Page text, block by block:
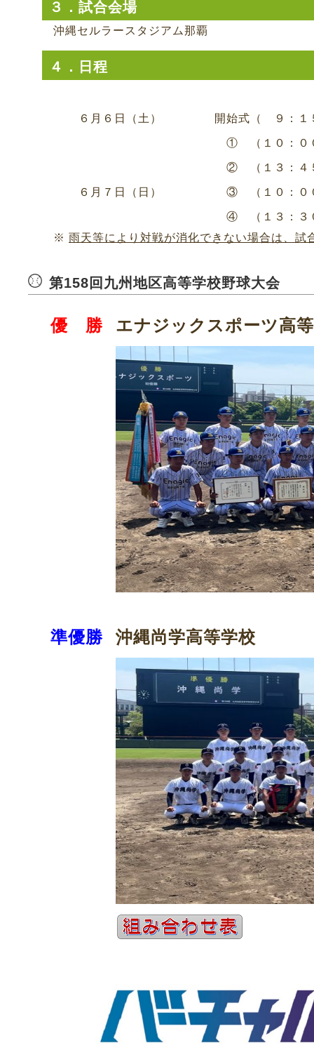
３．試合会場
沖縄セルラースタジアム那覇
４．日程
６月６日（土） 開始式（ ９：１
① （１０：０
② （１３：４
６月７日（日） ③ （１０：０
④ （１３：３
※ 雨天等により対戦が消化できない場合は、
第158回九州地区高等学校野球大会
優 勝 エナジックスポーツ高
準優勝 沖縄尚学高等学校